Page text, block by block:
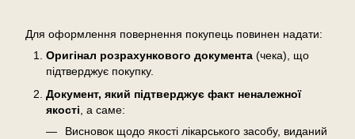
Для оформлення повернення покупець повинен надати:
Оригінал розрахункового документа (чека), що
підтверджує покупку.
Документ, який підтверджує факт неналежної
якості , а саме:
Висновок щодо якості лікарського засобу, виданий